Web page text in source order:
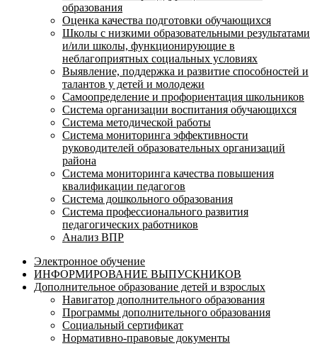
образования
Оценка качества подготовки обучающихся
Школы с низкими образовательными результатами
и/или школы, функционирующие в
неблагоприятных социальных условиях
Выявление, поддержка и развитие способностей и
талантов у детей и молодежи
Самоопределение и профориентация школьников
Система организации воспитания обучающихся
Система методической работы
Система мониторинга эффективности
руководителей образовательных организаций
района
Система мониторинга качества повышения
квалификации педагогов
Система дошкольного образования
Система профессионального развития
педагогических работников
Анализ ВПР
Электронное обучение
ИНФОРМИРОВАНИЕ ВЫПУСКНИКОВ
Дополнительное образование детей и взрослых
Навигатор дополнительного образования
Программы дополнительного образования
Социальный сертификат
Нормативно-правовые документы